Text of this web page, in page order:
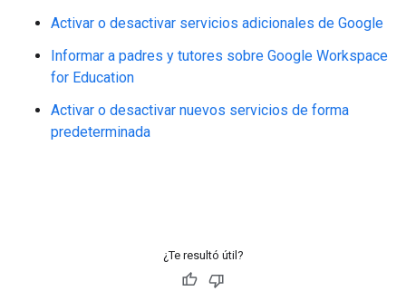
Activar o desactivar servicios adicionales de Google
Informar a padres y tutores sobre Google Workspace
for Education
Activar o desactivar nuevos servicios de forma
predeterminada
¿Te resultó útil?